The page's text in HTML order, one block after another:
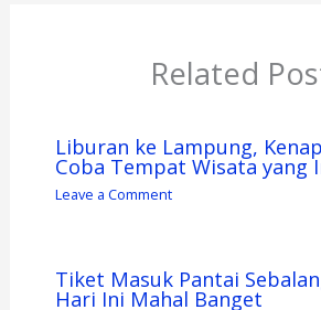
Related
Liburan ke Lampung,
Coba Tempat Wisata yang
Leave a Comment
Tiket Masuk Pantai
Hari Ini Mahal Banget